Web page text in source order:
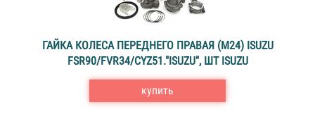
ГАЙКА КОЛЕСА ПЕРЕДНЕГО ПРАВАЯ (M24) ISUZU
FSR90/FVR34/CYZ51."ISUZU", ШТ ISUZU
купить